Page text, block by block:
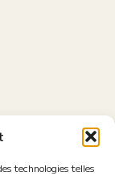
technologies telles